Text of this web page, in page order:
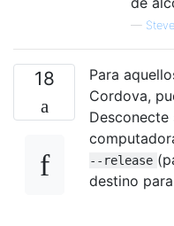
—
18
Para
Cordova,
--release
destino